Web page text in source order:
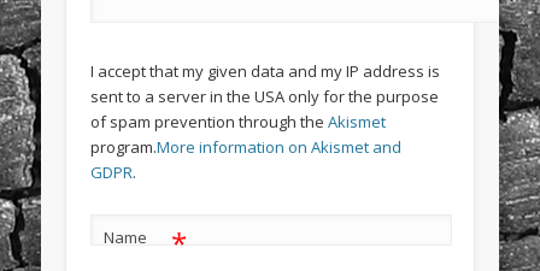
I accept that my given data and my IP address is
sent to a server in the USA only for the purpose
of spam prevention through the Akismet
program.More information on Akismet and
GDPR.
Name *